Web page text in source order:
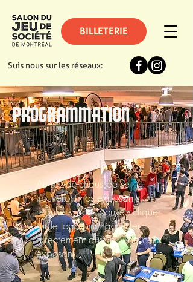
BILLETERIE
Suis nous sur les réseaux:
PROGRAMMATION
Au rez-de-chaussée se
trouveront nos exposants
réguliers. Vous pouvez cliquer
sur le logo pour accéder
directement aux jeux de cet
exposant.